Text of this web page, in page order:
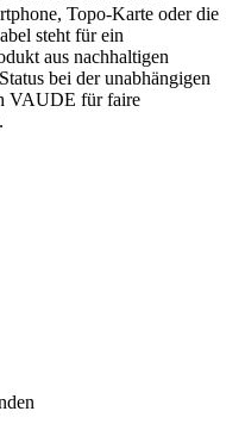
Topo-Karte oder die
steht für ein
aus nachhaltigen
bei der unabhängigen
VAUDE für faire